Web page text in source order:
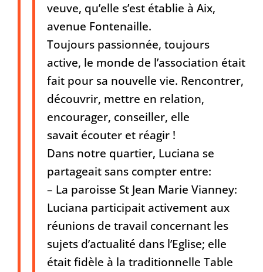
veuve, qu’elle s’est établie à Aix,
avenue Fontenaille.
Toujours passionnée, toujours
active, le monde de l’association était
fait pour sa nouvelle vie. Rencontrer,
découvrir, mettre en relation,
encourager, conseiller, elle
savait écouter et réagir !
Dans notre quartier, Luciana se
partageait sans compter entre:
– La paroisse St Jean Marie Vianney:
Luciana participait activement aux
réunions de travail concernant les
sujets d’actualité dans l’Eglise; elle
était fidèle à la traditionnelle Table